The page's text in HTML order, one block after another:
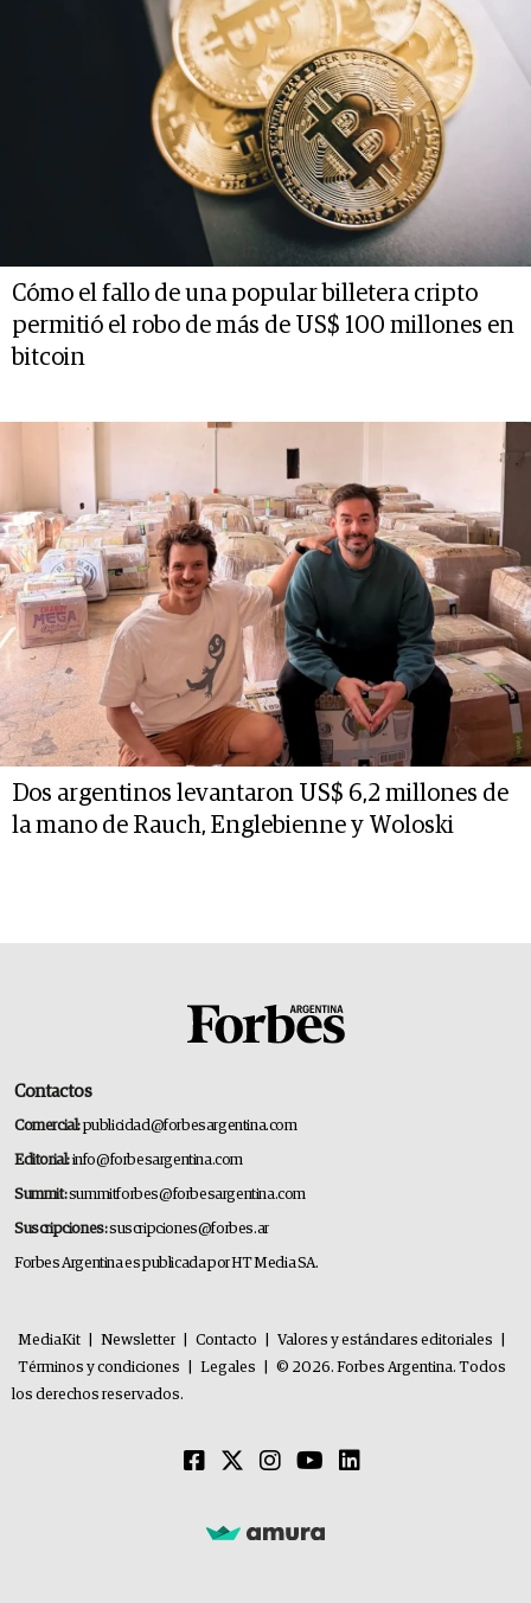
Cómo el fallo de una popular billetera cripto
permitió el robo de más de US$ 100 millones en
bitcoin
Dos argentinos levantaron US$ 6,2 millones de
la mano de Rauch, Englebienne y Woloski
Contactos
Comercial:publicidad@forbesargentina.com
Editorial:info@forbesargentina.com
Summit:summitforbes@forbesargentina.com
Suscripciones:suscripciones@forbes.ar
Forbes Argentina es publicada por HT Media SA.
MediaKit Newsletter Contacto Valores y estándares editoriales
Términos y condiciones
Legales
© 2026. Forbes Argentina. Todos
los derechos reservados.